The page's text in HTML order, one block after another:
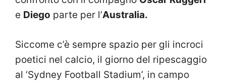
e Diego parte per l’Australia.
Siccome c’è sempre spazio per gli incroci
poetici nel calcio, il giorno del ripescaggio
al ‘Sydney Football Stadium’, in campo